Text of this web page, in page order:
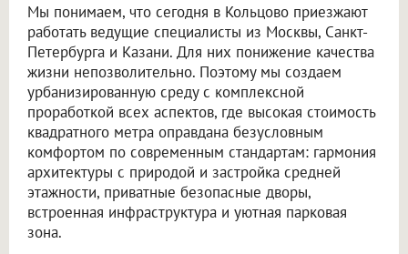
Мы понимаем, что сегодня в Кольцово приезжают
работать ведущие специалисты из Москвы, Санкт-
Петербурга и Казани. Для них понижение качества
жизни непозволительно. Поэтому мы создаем
урбанизированную среду с комплексной
проработкой всех аспектов, где высокая стоимость
квадратного метра оправдана безусловным
комфортом по современным стандартам: гармония
архитектуры с природой и застройка средней
этажности, приватные безопасные дворы,
встроенная инфраструктура и уютная парковая
зона.